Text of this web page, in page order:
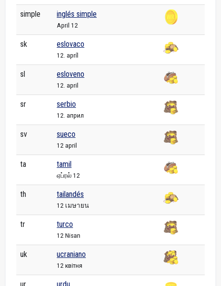
simple inglés simple
April 12
sk eslovaco
12. apríl
sl esloveno
12. april
sr serbio
12. април
sv sueco
12 april
ta tamil
ஏப்ரல் 12
th tailandés
12 เมษายน
tr turco
12 Nisan
uk ucraniano
12 квітня